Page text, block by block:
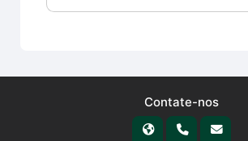
Contate-nos